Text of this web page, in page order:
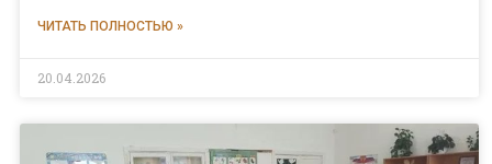
ЧИТАТЬ ПОЛНОСТЬЮ »
20.04.2026